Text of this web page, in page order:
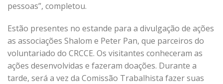
pessoas”, completou.
Estão presentes no estande para a divulgação de ações
as associações Shalom e Peter Pan, que parceiros do
voluntariado do CRCCE. Os visitantes conheceram as
ações desenvolvidas e fazeram doações. Durante a
tarde, será a vez da Comissão Trabalhista fazer suas